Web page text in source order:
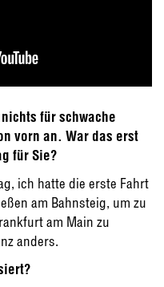
für schwache
vorn an. War das erst
für Sie?
ich hatte die erste Fahrt
am Bahnsteig, um zu
am Main zu
anders.